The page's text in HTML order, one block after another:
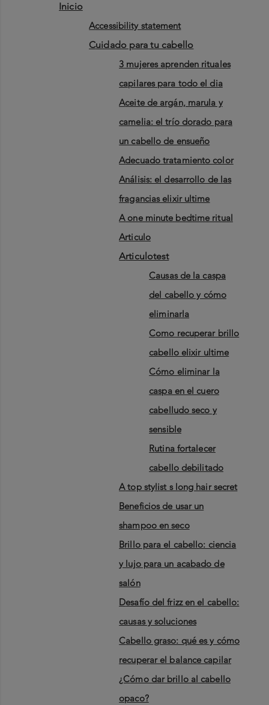
inicio
accessibility statement
cuidado para tu cabello
3 mujeres aprenden rituales
capilares para todo el dia
aceite de argán, marula y
camelia: el trío dorado para
un cabello de ensueño
adecuado tratamiento color
análisis: el desarrollo de las
fragancias elixir ultime
a one minute bedtime ritual
articulo
articulotest
causas de la caspa
del cabello y cómo
eliminarla
como recuperar brillo
cabello elixir ultime
cómo eliminar la
caspa en el cuero
cabelludo seco y
sensible
rutina fortalecer
cabello debilitado
a top stylist s long hair secret
beneficios de usar un
shampoo en seco
brillo para el cabello: ciencia
y lujo para un acabado de
salón
desafío del frizz en el cabello:
causas y soluciones
cabello graso: qué es y cómo
recuperar el balance capilar
¿cómo dar brillo al cabello
opaco?